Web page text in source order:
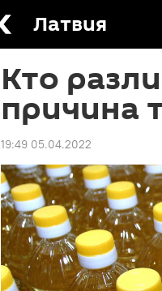
Латвия
Кто
причина
19:49 05.04.2022